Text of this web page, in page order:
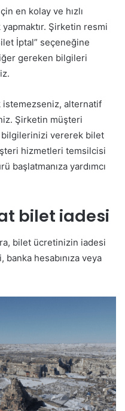
en kolay ve hızlı
Şirketin resmi
İptal” seçeneğine
gereken bilgileri
istemezseniz, alternatif
Şirketin müşteri
bilgilerinizi vererek bilet
hizmetleri temsilcisi
başlatmanıza yardımcı
bilet iadesi
bilet ücretinizin iadesi
hesabınıza veya